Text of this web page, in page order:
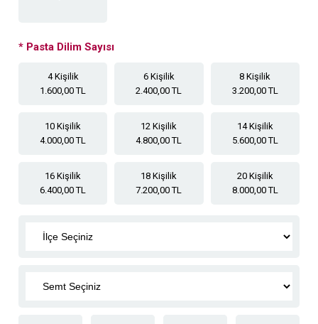
* Pasta Dilim Sayısı
4 Kişilik
1.600,00 TL
6 Kişilik
2.400,00 TL
8 Kişilik
3.200,00 TL
10 Kişilik
4.000,00 TL
12 Kişilik
4.800,00 TL
14 Kişilik
5.600,00 TL
16 Kişilik
6.400,00 TL
18 Kişilik
7.200,00 TL
20 Kişilik
8.000,00 TL